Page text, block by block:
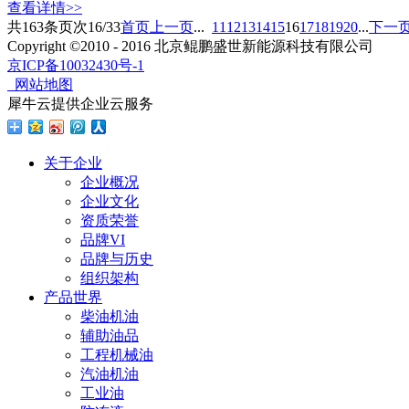
查看详情>>
共163条页次16/33首页 上一页... 11 121314151617181920...下一
Copyright ©2010 - 2016 北京鲲鹏盛世新能源科技有限公司
京ICP备10032430号-1
网站地图
犀牛云提供企业云服务
关于企业
企业概况
企业文化
资质荣誉
品牌VI
品牌与历史
组织架构
产品世界
柴油机油
辅助油品
工程机械油
汽油机油
工业油